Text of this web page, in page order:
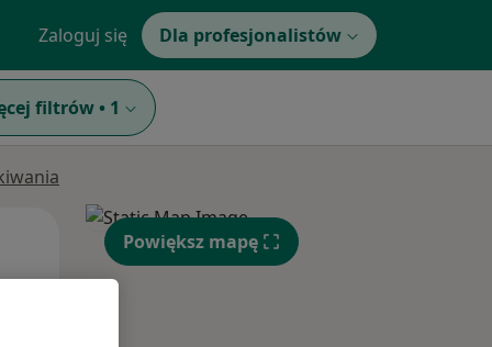
Zaloguj się Dla profesjonalistów
filtrów • 1
Śr, Czw,
Powiększ mapę